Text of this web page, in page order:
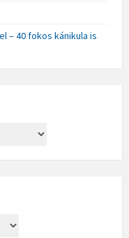
– 40 fokos kánikula is